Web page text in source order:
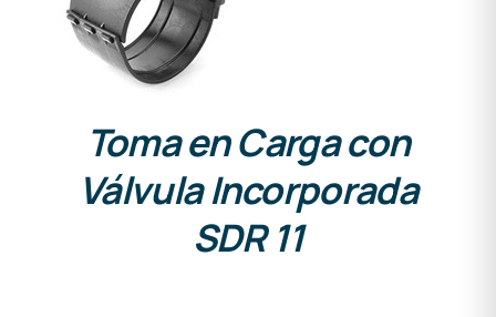
Toma en Carga con
Válvula Incorporada
SDR 11